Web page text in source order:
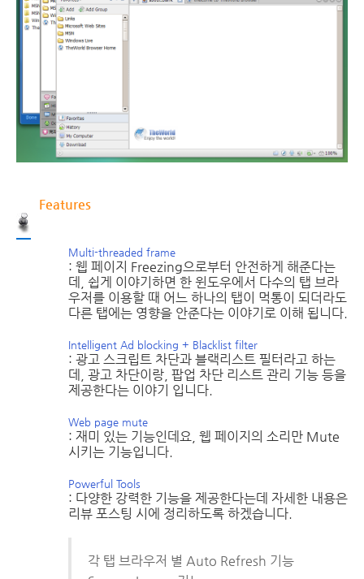
Features
Multi-threaded frame
: 웹 페이지 Freezing으로부터 안전하게 해준다는
데, 쉽게 이야기하면 한 윈도우에서 다수의 탭 브라
우저를 이용할 때 어느 하나의 탭이 먹통이 되더라도
다른 탭에는 영향을 안준다는 이야기로 이해 됩니다.
Intelligent Ad blocking + Blacklist filter
: 광고 스크립트 차단과 블랙리스트 필터라고 하는
데, 광고 차단이랑, 팝업 차단 리스트 관리 기능 등을
제공한다는 이야기 입니다.
Web page mute
: 재미 있는 기능인데요, 웹 페이지의 소리만 Mute
시키는 기능입니다.
Powerful Tools
: 다양한 강력한 기능을 제공한다는데 자세한 내용은
리뷰 포스팅 시에 정리하도록 하겠습니다.
각 탭 브라우저 별 Auto Refresh 기능